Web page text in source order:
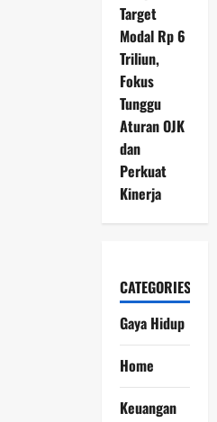
Target
Modal Rp 6
Triliun,
Fokus
Tunggu
Aturan OJK
dan
Perkuat
Kinerja
CATEGORIES
Gaya Hidup
Home
Keuangan